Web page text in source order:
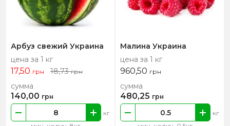
Арбуз свежий Украина
цена за 1 кг
17,50 грн 18,73грн
кг
сумма
140,00 грн
Малина Украина
цена за 1 кг
960,50 грн
кг
сумма
480,25 грн